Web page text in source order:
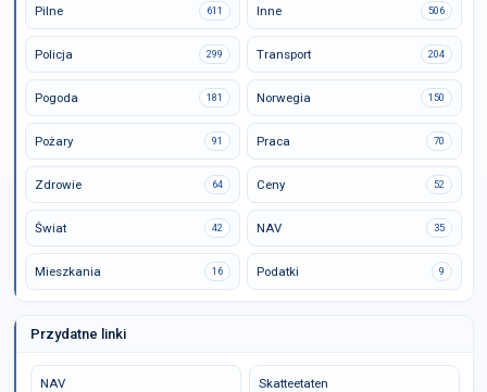
Pilne 611 Inne 506
Policja 299 Transport 204
Pogoda 181 Norwegia 150
Pożary 91 Praca 70
Zdrowie 64 Ceny 52
Świat 42 NAV 35
Mieszkania 16 Podatki 9
Przydatne linki
NAV Skatteetaten